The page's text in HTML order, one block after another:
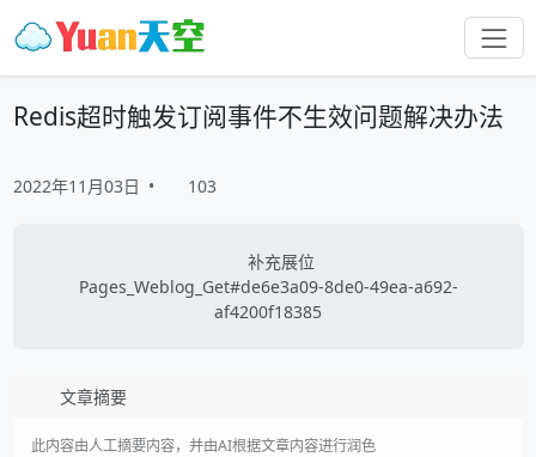
Redis超时触发订阅事件不生效问题解决办法
2022年11月03日 • 103
补充展位
Pages_Weblog_Get#de6e3a09-8de0-49ea-a692-
af4200f18385
文章摘要
此内容由人工摘要内容，并由AI根据文章内容进行润色